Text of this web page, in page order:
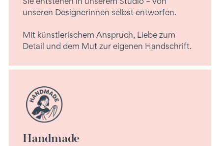
unseren Designerinnen selbst entworfen.
Mit künstlerischem Anspruch, Liebe zum
Detail und dem Mut zur eigenen Handschrift.
Handmade